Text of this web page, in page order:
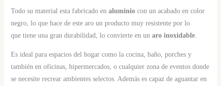
Todo su material esta fabricado en aluminiocon un acabado en color
negro, lo que hace de este aro un producto muy resistente por lo
que tiene una gran durabilidad, lo convierte en un aro inoxidable.
Es ideal para espacios del hogar como la cocina, baño, porches y
también en oficinas, hipermercados, o cualquier zona de eventos donde
se necesite recrear ambientes selectos. Además es capaz de aguantar en